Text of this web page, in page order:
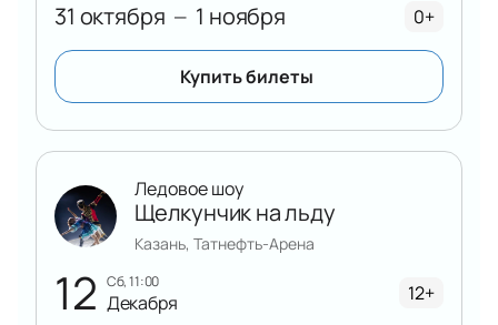
31 октября — 1 ноября 0+
Купить билеты
12 сб, 11:00
Декабря
Ледовое шоу
Щелкунчик на льду
Казань, Татнефть-Арена
12+